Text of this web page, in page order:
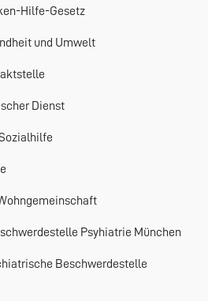
Hilfe-Gesetz
und Umwelt
Dienst
Psyhiatrie München
Beschwerdestelle